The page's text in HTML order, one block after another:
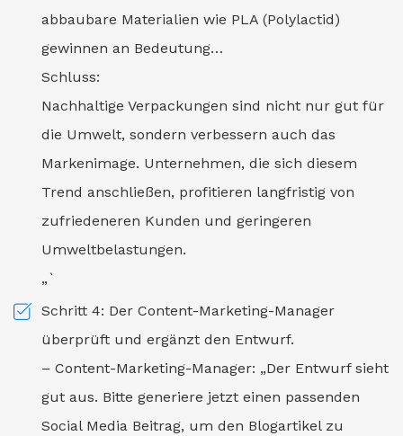
abbaubare Materialien wie PLA (Polylactid)
gewinnen an Bedeutung…
Schluss:
Nachhaltige Verpackungen sind nicht nur gut für
die Umwelt, sondern verbessern auch das
Markenimage. Unternehmen, die sich diesem
Trend anschließen, profitieren langfristig von
zufriedeneren Kunden und geringeren
Umweltbelastungen.
„`
Schritt 4: Der Content-Marketing-Manager
überprüft und ergänzt den Entwurf.
– Content-Marketing-Manager: „Der Entwurf sieht
gut aus. Bitte generiere jetzt einen passenden
Social Media Beitrag, um den Blogartikel zu